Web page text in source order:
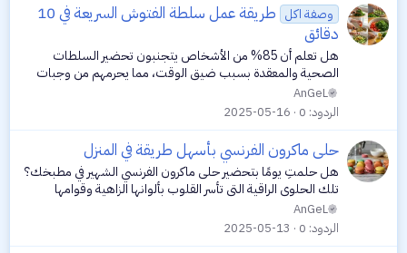
وصفة اكل
طريقة عمل سلطة الفتوش السريعة في 10
دقائق
هل تعلم أن 85% من الأشخاص يتجنبون تحضير السلطات
الصحية والمعقدة بسبب ضيق الوقت، مما يحرمهم من وجبات
مغذية ولذيذة؟ إذا كنت تبحث عن حل سحري يجمع بين السرعة،
المذاق الرائع، والفوائد الصحية، فقد وصلت...
AnGeL
الردود 0
2025-05-16
حلى ماكرون الفرنسي بأسهل طريقة في المنزل
هل حلمتِ يومًا بتحضير حلى ماكرون الفرنسي الشهير في مطبخك؟
تلك الحلوى الراقية التي تأسر القلوب بألوانها الزاهية وقوامها
المقرمش من الخارج والناعم من الداخل. قد تبدو معقدة، لكن مع
التوجيه الصحيح،...
AnGeL
الردود 0
2025-05-13